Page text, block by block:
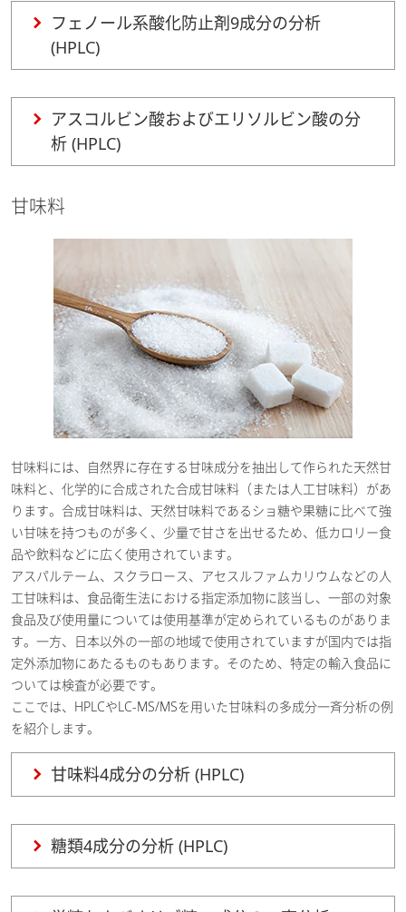
フェノール系酸化防止剤9成分の分析
(HPLC)
アスコルビン酸およびエリソルビン酸の分
析 (HPLC)
甘味料
甘味料には、自然界に存在する甘味成分を抽出して作られた天然甘
味料と、化学的に合成された合成甘味料（または人工甘味料）があ
ります。合成甘味料は、天然甘味料であるショ糖や果糖に比べて強
い甘味を持つものが多く、少量で甘さを出せるため、低カロリー食
品や飲料などに広く使用されています。
アスパルテーム、スクラロース、アセスルファムカリウムなどの人
工甘味料は、食品衛生法における指定添加物に該当し、一部の対象
食品及び使用量については使用基準が定められているものがありま
す。一方、日本以外の一部の地域で使用されていますが国内では指
定外添加物にあたるものもあります。そのため、特定の輸入食品に
ついては検査が必要です。
ここでは、HPLCやLC-MS/MSを用いた甘味料の多成分一斉分析の例
を紹介します。
甘味料4成分の分析 (HPLC)
糖類4成分の分析 (HPLC)